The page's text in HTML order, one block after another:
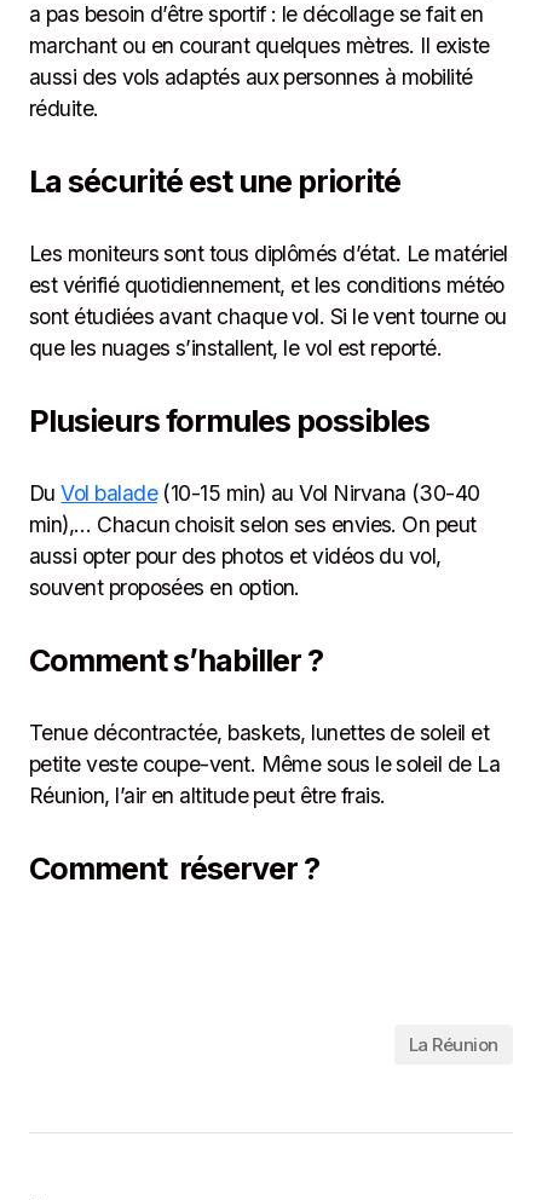
a pas besoin d’être sportif : le décollage se fait en
marchant ou en courant quelques mètres. Il existe
aussi des vols adaptés aux personnes à mobilité
réduite.
La sécurité est une priorité
Les moniteurs sont tous diplômés d’état. Le matériel
est vérifié quotidiennement, et les conditions météo
sont étudiées avant chaque vol. Si le vent tourne ou
que les nuages s’installent, le vol est reporté.
Plusieurs formules possibles
DuVol balade(10-15 min) au Vol Nirvana (30-40
min),… Chacun choisit selon ses envies. On peut
aussi opter pour des photos et vidéos du vol,
souvent proposées en option.
Comment s’habiller ?
Tenue décontractée, baskets, lunettes de soleil et
petite veste coupe-vent. Même sous le soleil de La
Réunion, l’air en altitude peut être frais.
Comment réserver ?
La Réunion